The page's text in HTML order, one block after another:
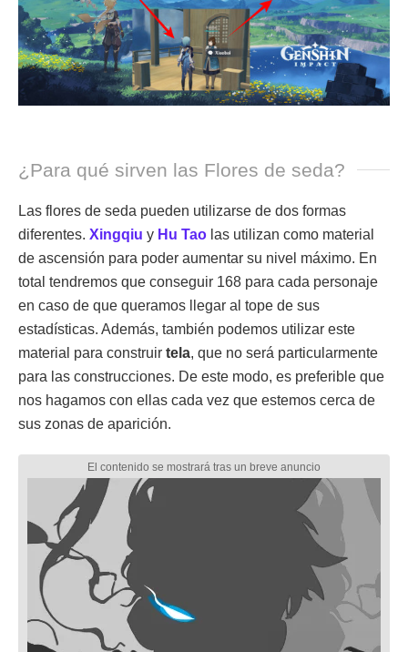
¿Para qué sirven las Flores de seda?
Las flores de seda pueden utilizarse de dos formas
diferentes. Xingqiu y Hu Tao las utilizan como material
de ascensión para poder aumentar su nivel máximo. En
total tendremos que conseguir 168 para cada personaje
en caso de que queramos llegar al tope de sus
estadísticas. Además, también podemos utilizar este
material para construir tela, que no será particularmente
para las construcciones. De este modo, es preferible que
nos hagamos con ellas cada vez que estemos cerca de
sus zonas de aparición.